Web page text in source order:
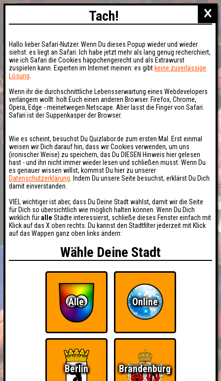
×
Tach!
Hallo lieber Safari-Nutzer. Wenn Du dieses Popup wieder und wieder
siehst: es liegt an Safari. Ich habe jetzt mehr als lang genug recherchiert,
wie ich Safari die Cookies häppchengerecht und als Extrawurst
zuspielen kann. Experten im Internet meinen: es gibt keine zuverlässige
Lösung
Wenn ihr die durchschnittliche Lebensserwartung eines Webdevelopers
verlängern wollt: holt Euch einen anderen Browser. Firefox, Chrome,
Opera, Edge - meinetwegen Netscape. Aber lasst die Finger von Safari.
Safari ist der Suppenkasper der Browser.
Wie es scheint, besuchst Du Quizlabor.de zum ersten Mal. Erst einmal
weisen wir Dich darauf hin, dass wir Cookies verwenden, um uns
(ironischer Weise) zu speichern, das Du DIESEN Hinweis hier gelesen
hast - und ihn nicht immer wieder lesen und schließen musst. Wenn Du
es genauer wissen willst, kommst Du hier zu unserer
Datenschutzerklärung . Indem Du unsere Seite besuchst, erklärst Du Dich
damit einverstanden.
VIEL wichtiger ist aber, dass Du Deine Stadt wählst, damit wir die Seite
für Dich so übersichtlich wie möglich halten können. Wenn Du Dich
wirklich füralle Städte interessierst, schließe dieses Fenster einfach mit
Klick auf das X oben rechts. Du kannst den Stadtfilter jederzeit mit Klick
auf das Wappen ganz oben links ändern:
Wähle Deine Stadt
Alle Online
Berlin Brandenburg